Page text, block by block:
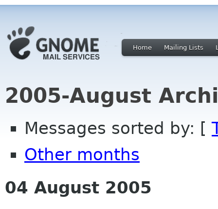
Home Mailing Lists
2005-August
Messages sorted by: [
Other months
04 August 2005